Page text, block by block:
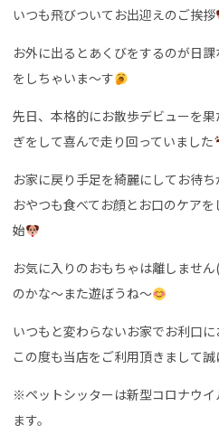
いつも飛びついてお出迎えのご挨拶
お外に出るとあくびをするのが日
をしちゃいま〜す
先日、本格的にお散歩デビューを
ぎをして喜んで走り回っていました
お家に戻り手足を綺麗にしてお待
おやつも食べてお顔とお口のケア
始
お気に入りのおもちゃは離しませ
のかな〜また遊ぼうね〜
いつもと変わらないお家でお利口に
この度も当店をご利用頂きまして誠
※ペットシッターは新型コロナウ
ます。